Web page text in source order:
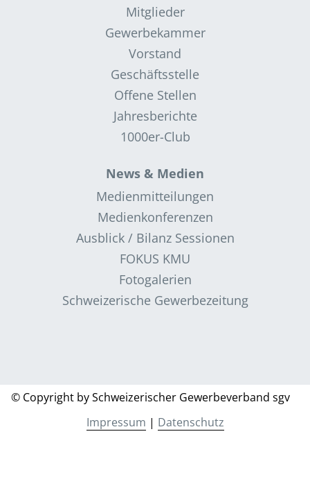
Mitglieder
Gewerbekammer
Vorstand
Geschäftsstelle
Offene Stellen
Jahresberichte
1000er-Club
News & Medien
Medienmitteilungen
Medienkonferenzen
Ausblick / Bilanz Sessionen
FOKUS KMU
Fotogalerien
Schweizerische Gewerbezeitung
© Copyright by Schweizerischer Gewerbeverband sgv
Impressum | Datenschutz